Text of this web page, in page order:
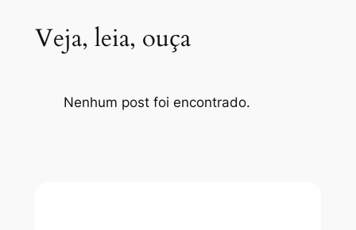
Veja, leia, ouça
Nenhum post foi encontrado.